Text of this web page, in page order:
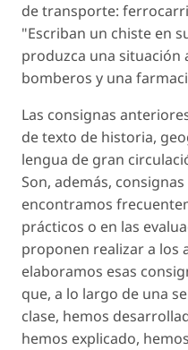
de transporte:
"Escriban un chiste en
produzca una situación
bomberos y una
Las consignas
de texto de historia,
lengua de gran
Son, además,
encontramos
prácticos o en las
proponen realizar a los
elaboramos esas
que, a lo largo de una
clase, hemos
hemos explicado,